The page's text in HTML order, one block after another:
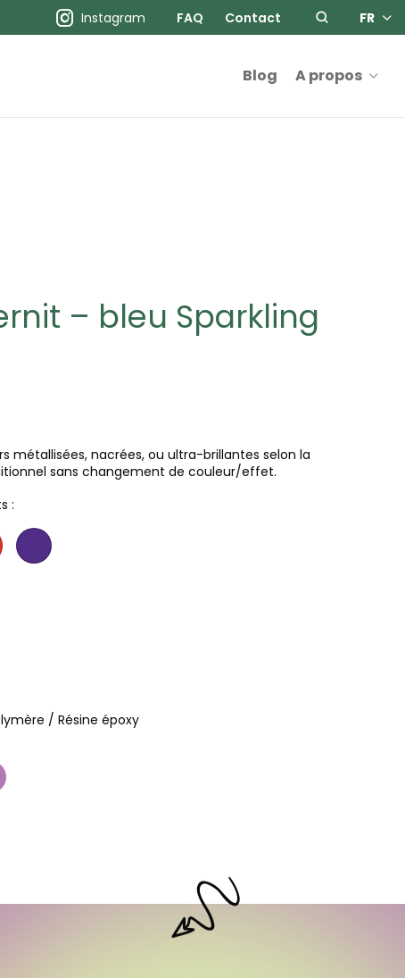
Instagram FAQ Contact FR
Blog A propos
– bleu Sparkling
métallisées, nacrées, ou ultra-brillantes selon la
sans changement de couleur/effet.
:
/ Résine époxy